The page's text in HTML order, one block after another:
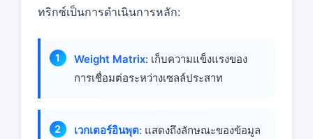
ทริกซ์เป็นการดําเนินการหลัก:
Weight Matrix: เก็บความแข็งแรงของ
การเชื่อมต่อระหว่างเซลล์ประสาท
เวกเตอร์อินพุต: แสดงถึงลักษณะของข้อมูล